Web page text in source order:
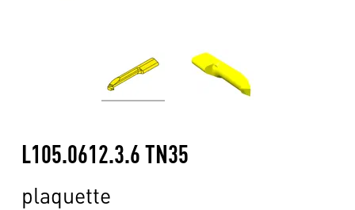
L105.0612.3.6 TN35
plaquette